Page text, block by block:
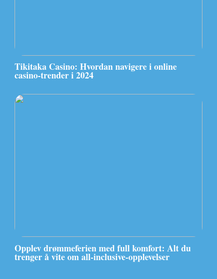
Tikitaka Casino: Hvordan navigere i online
casino-trender i 2024
Opplev drømmeferien med full komfort: Alt du
trenger å vite om all-inclusive-opplevelser